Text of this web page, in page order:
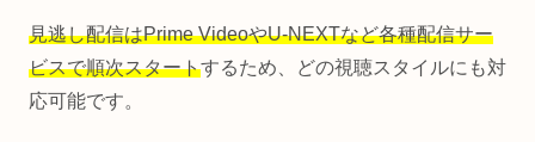
見逃し配信はPrime VideoやU-NEXTなど各種配信サー
ビスで順次スタートするため、どの視聴スタイルにも対
応可能です。